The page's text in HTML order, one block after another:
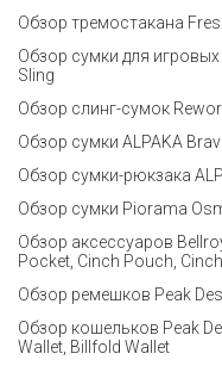
Обзор тремостакана
Обзор сумки для
Sling
Обзор слинг-сумок
Обзор сумки ALPAKA
Обзор сумки-рюкзака
Обзор сумки Piorama
Обзор аксессуаров
Pocket, Cinch Pouch,
Обзор ремешков Peak
Обзор кошельков Peak
Wallet, Billfold Wallet